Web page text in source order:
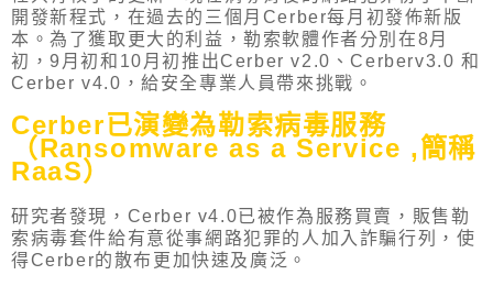
開發新程式，在過去的三個月 Cerber每月初發佈新版
本。為了獲取更大的利益，勒索軟體作者分別在8月
初，9 月初和 10 月初推出Cerber v2.0 、Cerberv3.0和
Cerber v4.0 ，給安全專業人員帶來挑戰。
Cerber已演變為勒索病毒服務
（Ransomware as a Service ,簡稱
RaaS）
研究者發現， Cerber v4.0已被作為服務買賣，販售勒
索病毒套件給有意從事網路犯罪的人加入詐騙行列，使
得Cerber的散布更加快速及廣泛。